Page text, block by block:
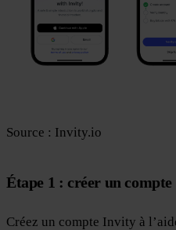
Source : Invity.io
Étape 1 : créer un compte
Créez un compte Invity à